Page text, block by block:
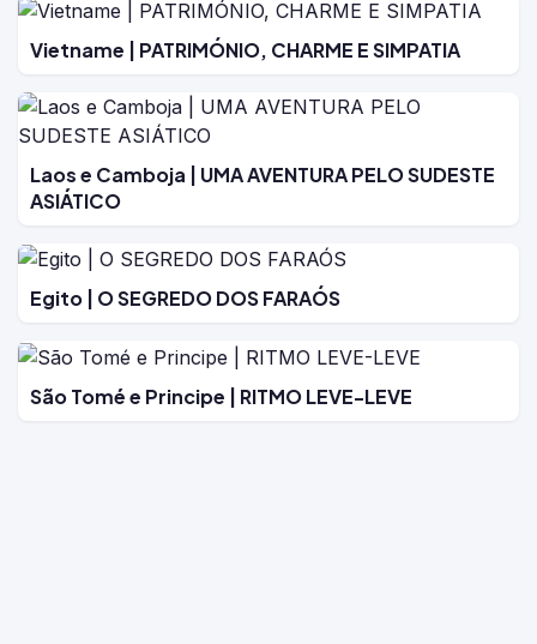
Vietname | PATRIMÓNIO, CHARME E SIMPATIA
Laos e Camboja | UMA AVENTURA PELO SUDESTE
ASIÁTICO
Egito | O SEGREDO DOS FARAÓS
São Tomé e Principe | RITMO LEVE-LEVE